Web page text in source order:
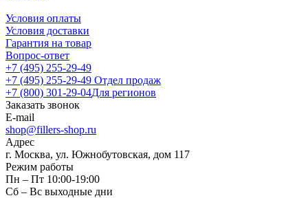
Условия оплаты
Условия доставки
Гарантия на товар
Вопрос-ответ
+7 (495) 255-29-49
+7 (495) 255-29-49 Отдел продаж
+7 (800) 301-29-04Для регионов
Заказать звонок
E-mail
shop@fillers-shop.ru
Адрес
г. Москва, ул. Южнобутовская, дом 117
Режим работы
Пн – Пт 10:00-19:00
Сб – Вс выходные дни